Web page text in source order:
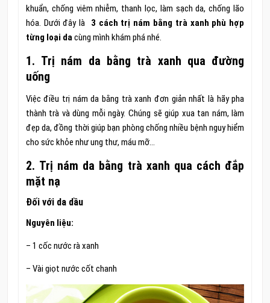
khuẩn, chống viêm nhiễm, thanh lọc, làm sạch da, chống lão
hóa. Dưới đây là 3 cách trị nám bằng trà xanh phù hợp
từng loại dacùng mình khám phá nhé.
1. Trị nám da bằng trà xanh qua đường
uống
Việc điều trị nám da bằng trà xanh đơn giản nhất là hãy pha
thành trà và dùng mỗi ngày. Chúng sẽ giúp xua tan nám, làm
đẹp da, đồng thời giúp bạn phòng chống nhiều bệnh nguy hiểm
cho sức khỏe như ung thư, máu mỡ…
2. Trị nám da bằng trà xanh qua cách đắp
mặt nạ
Đối với da dầu
Nguyên liệu:
– 1 cốc nước rà xanh
– Vài giọt nước cốt chanh